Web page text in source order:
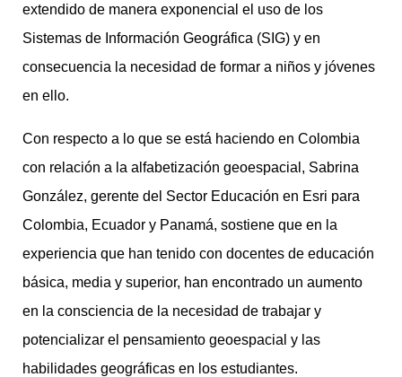
extendido de manera exponencial el uso de los
Sistemas de Información Geográfica (SIG) y en
consecuencia la necesidad de formar a niños y jóvenes
en ello.
Con respecto a lo que se está haciendo en Colombia
con relación a la alfabetización geoespacial, Sabrina
González, gerente del Sector Educación en Esri para
Colombia, Ecuador y Panamá, sostiene que en la
experiencia que han tenido con docentes de educación
básica, media y superior, han encontrado un aumento
en la consciencia de la necesidad de trabajar y
potencializar el pensamiento geoespacial y las
habilidades geográficas en los estudiantes.